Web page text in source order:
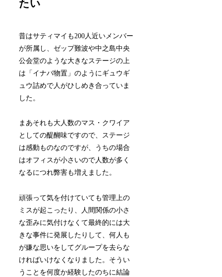
たい
昔はサティマイも200人近いメンバー
が所属し、ゼップ難波や中之島中央
公会堂のような大きなステージの上
は「イナバ物置」のようにギュウギ
ュウ詰めで人がひしめき合っていま
した。
まあそれも大人数のマス・クワイア
としての醍醐味ですので、ステージ
は感動ものなのですが、うちの場合
はオフィスが小さいので人数が多く
なるにつれ弊害も増えました。
頑張って気を付けていても管理上の
ミスが起こったり、人間関係の小さ
な歪みに気付けなくて最終的には大
きな事件に発展したりして、何人も
が嫌な思いをしてグループを去らな
ければいけなくなりました。そうい
うことを何度か経験したのちに結論